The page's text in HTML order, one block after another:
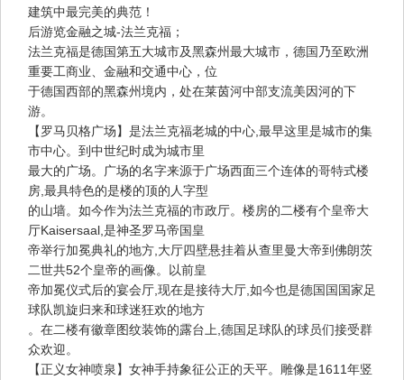
建筑中最完美的典范！
后游览金融之城-法兰克福；
法兰克福是德国第五大城市及黑森州最大城市，德国乃至欧洲
重要工商业、金融和交通中心，位
于德国西部的黑森州境内，处在莱茵河中部支流美因河的下
游。
【罗马贝格广场】是法兰克福老城的中心,最早这里是城市的集
市中心。到中世纪时成为城市里
最大的广场。广场的名字来源于广场西面三个连体的哥特式楼
房,最具特色的是楼的顶的人字型
的山墙。如今作为法兰克福的市政厅。楼房的二楼有个皇帝大
厅Kaisersaal,是神圣罗马帝国皇
帝举行加冕典礼的地方,大厅四壁悬挂着从查里曼大帝到佛朗茨
二世共52个皇帝的画像。以前皇
帝加冕仪式后的宴会厅,现在是接待大厅,如今也是德国国国家足
球队凯旋归来和球迷狂欢的地方
。在二楼有徽章图纹装饰的露台上,德国足球队的球员们接受群
众欢迎。
【正义女神喷泉】女神手持象征公正的天平。雕像是1611年竖